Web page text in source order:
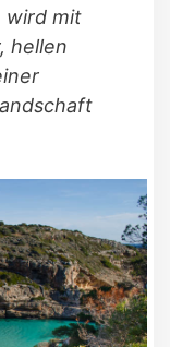
wird mit
hellen